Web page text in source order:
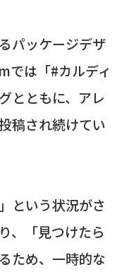
パッケージデザ
では「#カルディ
とともに、アレ
稿され続けてい
という状況がさ
、「見つけたら
ため、一時的な